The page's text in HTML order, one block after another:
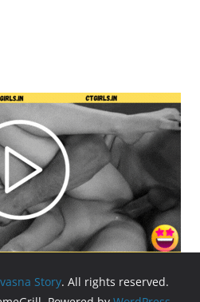
Story. All rights reserved.